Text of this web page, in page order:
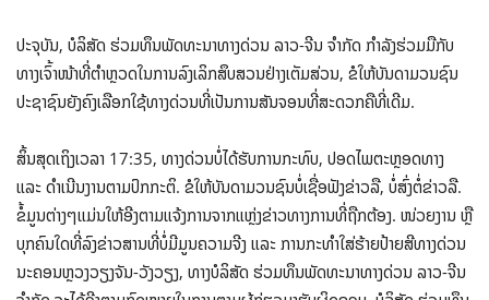
ປະຈຸບັນ, ບໍລິສັດ ຮ່ວມທຶນພັດທະນາທາງດ່ວນ ລາວ-ຈີນ ຈຳກັດ ກຳລັງຮ່ວມມືກັບ
ທາງເຈົ້າໜ້າທີ່ຕຳຫຼວດໃນການລົງເລິກສຶບສວນຢ່າງເຕັມສ່ວນ, ຂໍໃຫ້ບັນດາມວນຊົນ
ປະຊາຊົນຍັງຄົງເລືອກໃຊ້ທາງດ່ວນທີ່ເປັນການສັນຈອນທີ່ສະດວກຄືທີ່ເດີມ.
ສິ້ນສຸດເຖິງເວລາ 17:35, ທາງດ່ວນບໍ່ໄດ້ຮັບການກະທົບ, ປອດໄພຕະຫຼອດທາງ
ແລະ ດຳເນີນງານຕາມປົກກະຕິ. ຂໍໃຫ້ບັນດາມວນຊົນບໍ່ເຊື່ອຟັງຂ່າວລື, ບໍ່ສົ່ງຕໍ່ຂ່າວລື.
ຂໍ້ມູນຕ່າງໆແມ່ນໃຫ້ອີງຕາມແຈ້ງການຈາກແຫຼ່ງຂ່າວທາງການທີ່ຖືກຕ້ອງ. ໜ່ວຍງານ ຫຼື
ບຸກຄົນໃດທີ່ລົງຂ່າວສານທີ່ບໍ່ມີມູນຄວາມຈີງ ແລະ ການກະທຳໃສ່ຮ້າຍປ້າຍສີທາງດ່ວນ
ນະຄອນຫຼວງວຽງຈັນ-ວັງວຽງ, ທາງບໍລິສັດ ຮ່ວມທຶນພັດທະນາທາງດ່ວນ ລາວ-ຈີນ